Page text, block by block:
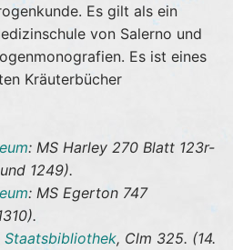
Es gilt als ein
von Salerno und
Es ist eines
Kräuterbücher
: MS Harley 270 Blatt 123r-
1249).
: MS Egerton 747
Staatsbibliothek, Clm 325. (14.